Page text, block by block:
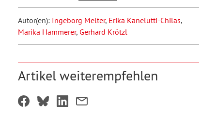
Autor(en): Ingeborg Melter, Erika Kanelutti-Chilas,
Marika Hammerer, Gerhard Krötzl
Artikel weiterempfehlen